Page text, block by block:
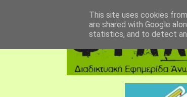
This site uses cookies
are shared with Google
statistics, and to detect